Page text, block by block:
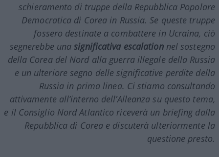
schieramento di truppe della Repubblica Popolare
Democratica di Corea in Russia. Se queste truppe
fossero destinate a combattere in Ucraina, ciò
segnerebbe unasignificativa escalationnel sostegno
della Corea del Nord alla guerra illegale della Russia
e un ulteriore segno delle significative perdite della
Russia in prima linea. Ci stiamo consultando
attivamente all’interno dell’Alleanza su questo tema,
e il Consiglio Nord Atlantico riceverà un briefingdalla
Repubblica di Corea e discuterà ulteriormente la
questione presto.